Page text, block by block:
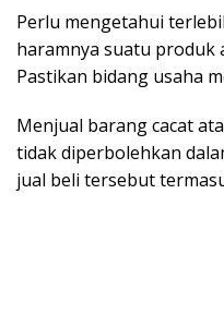
Perlu mengetahui
haramnya suatu produk
Pastikan bidang usaha
Menjual barang cacat
tidak diperbolehkan
jual beli tersebut